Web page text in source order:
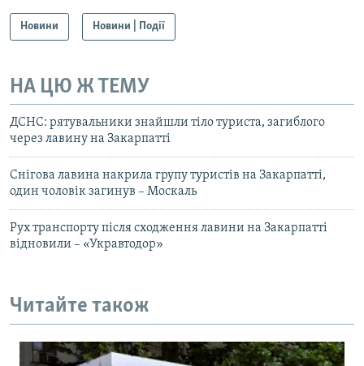
Новини Новини | Події
НА ЦЮ Ж ТЕМУ
ДСНС: рятувальники знайшли тіло туриста, загиблого
через лавину на Закарпатті
Снігова лавина накрила групу туристів на Закарпатті,
один чоловік загинув – Москаль
Рух транспорту після сходження лавини на Закарпатті
відновили – «Укравтодор»
Читайте також